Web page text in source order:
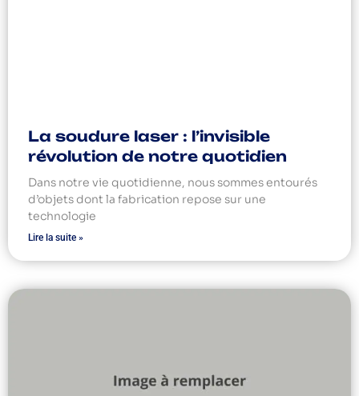
La soudure laser : l’invisible
révolution de notre quotidien
Dans notre vie quotidienne, nous sommes entourés
d’objets dont la fabrication repose sur une
technologie
Lire la suite »